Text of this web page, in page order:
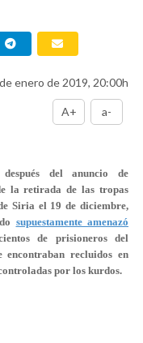
enero de 2019, 20:00h
A+ a-
después del anuncio de
la retirada de las tropas
Siria el 19 de diciembre,
supuestamente amenazó
de prisioneros del
recluidos en
por los kurdos.